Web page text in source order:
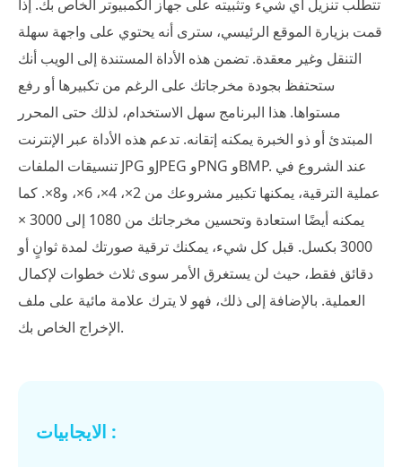
تتطلب تنزيل أي شيء وتثبيته على جهاز الكمبيوتر الخاص بك. إذا
قمت بزيارة الموقع الرئيسي، سترى أنه يحتوي على واجهة سهلة
التنقل وغير معقدة. تضمن هذه الأداة المستندة إلى الويب أنك
ستحتفظ بجودة مخرجاتك على الرغم من تكبيرها أو رفع
مستواها. هذا البرنامج سهل الاستخدام، لذلك حتى المحرر
المبتدئ أو ذو الخبرة يمكنه إتقانه. تدعم هذه الأداة عبر الإنترنت
تنسيقات الملفات JPG وJPEG وPNG وBMP. عند الشروع في
عملية الترقية، يمكنها تكبير مشروعك من 2×، 4×، 6×، و8×. كما
يمكنه أيضًا استعادة وتحسين مخرجاتك من 1080 إلى 3000 ×
3000 بكسل. قبل كل شيء، يمكنك ترقية صورتك لمدة ثوانٍ أو
دقائق فقط، حيث لن يستغرق الأمر سوى ثلاث خطوات لإكمال
العملية. بالإضافة إلى ذلك، فهو لا يترك علامة مائية على ملف
الإخراج الخاص بك.
الايجابيات :